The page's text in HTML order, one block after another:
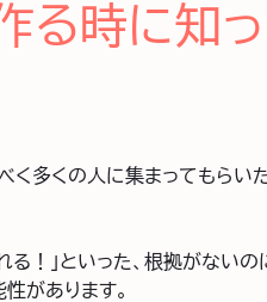
る時に知
く多くの人に集まってもらい
！」といった、根拠がないの
があります。